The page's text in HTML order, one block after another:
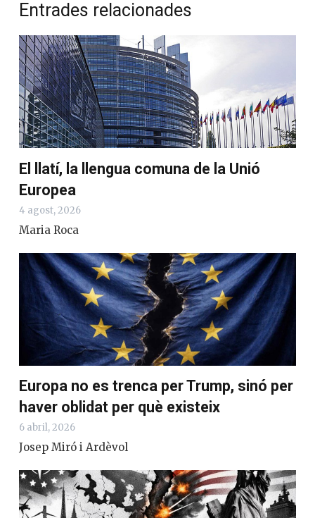
Entrades relacionades
El llatí, la llengua comuna de la Unió
Europea
4 agost, 2026
Maria Roca
Europa no es trenca per Trump, sinó per
haver oblidat per què existeix
6 abril, 2026
Josep Miró i Ardèvol